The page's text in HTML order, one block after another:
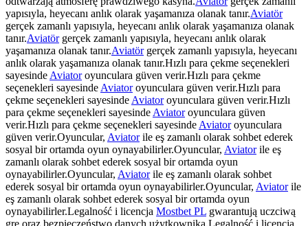
yapısıyla, heyecanı anlık olarak yaşamanıza olanak tanır.Aviatör
gerçek zamanlı yapısıyla, heyecanı anlık olarak yaşamanıza olanak
tanır.Aviatörgerçek zamanlı yapısıyla, heyecanı anlık olarak
yaşamanıza olanak tanır.Aviatörgerçek zamanlı yapısıyla, heyecanı
anlık olarak yaşamanıza olanak tanır.Hızlı para çekme seçenekleri
sayesindeAviatoroyunculara güven verir.Hızlı para çekme
seçenekleri sayesindeAviatoroyunculara güven verir.Hızlı para
çekme seçenekleri sayesindeAviatoroyunculara güven verir.Hızlı
para çekme seçenekleri sayesindeAviatoroyunculara güven
verir.Hızlı para çekme seçenekleri sayesindeAviatoroyunculara
güven verir.Oyuncular, Aviatorile eş zamanlı olarak sohbet ederek
sosyal bir ortamda oyun oynayabilirler.Oyuncular, Aviatorile eş
zamanlı olarak sohbet ederek sosyal bir ortamda oyun
oynayabilirler.Oyuncular, Aviatorile eş zamanlı olarak sohbet
ederek sosyal bir ortamda oyun oynayabilirler.Oyuncular, Aviatorile
eş zamanlı olarak sohbet ederek sosyal bir ortamda oyun
oynayabilirler.Legalność i licencja Mostbet PL gwarantują uczciwą